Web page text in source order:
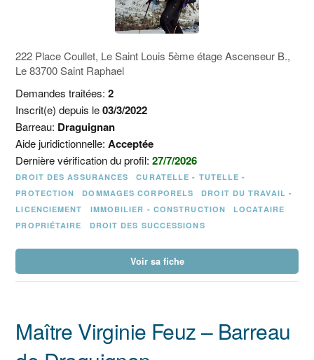
222 Place Coullet, Le Saint Louis 5ème étage Ascenseur B.,
Le 83700 Saint Raphael
Demandes traitées:2
Inscrit(e) depuis le03/3/2022
Barreau: Draguignan
Aide juridictionnelle:Acceptée
Dernière vérification du profil:27/7/2026
DROIT DES ASSURANCES
CURATELLE - TUTELLE -
PROTECTION
DOMMAGES CORPORELS
DROIT DU TRAVAIL -
LICENCIEMENT
IMMOBILIER - CONSTRUCTION
LOCATAIRE
PROPRIÉTAIRE
DROIT DES SUCCESSIONS
Voir sa fiche
Maître Virginie Feuz – Barreau